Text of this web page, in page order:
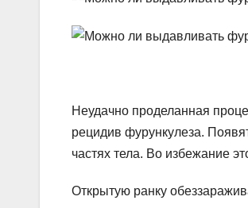
Неудачно проделанная
рецидив фурункулеза.
частях тела. Во избежание
Открытую ранку